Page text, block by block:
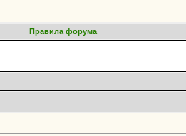
Правила форума